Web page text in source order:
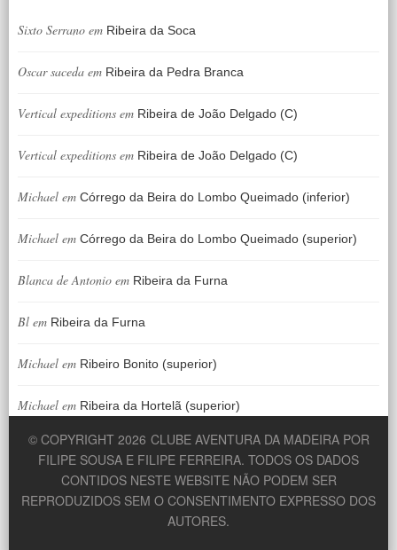
Sixto Serrano em Ribeira da Soca
Oscar saceda em Ribeira da Pedra Branca
Vertical expeditions em Ribeira de João Delgado (C)
Vertical expeditions em Ribeira de João Delgado (C)
Michael em Córrego da Beira do Lombo Queimado (inferior)
Michael em Córrego da Beira do Lombo Queimado (superior)
Blanca de Antonio em Ribeira da Furna
Bl em Ribeira da Furna
Michael em Ribeiro Bonito (superior)
Michael em Ribeira da Hortelã (superior)
© COPYRIGHT 2026 CLUBE AVENTURA DA MADEIRA POR
FILIPE SOUSA E FILIPE FERREIRA. TODOS OS DADOS
CONTIDOS NESTE WEBSITE NÃO PODEM SER
REPRODUZIDOS SEM O CONSENTIMENTO EXPRESSO DOS
AUTORES.